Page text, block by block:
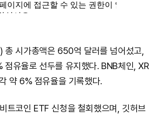
총 시가총액은 650억 달러를 넘어섰고,
유율로 선두를 유지했다. BNB체인, XR
약 6% 점유율을 기록했다.
트코인 ETF 신청을 철회했으며, 깃허브